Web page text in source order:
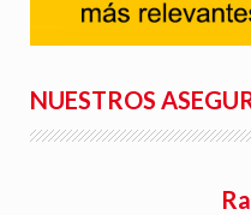
NUESTROS